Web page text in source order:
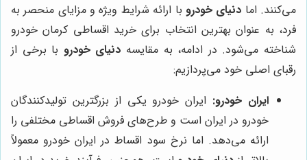
می‌کنند. اما دنیای خودرو با ارائه شرایط ویژه و مزایای منحصر به
فرد، به عنوان بهترین انتخاب برای خرید اقساطی کرمان خودرو
شناخته می‌شود. در ادامه، به مقایسه دنیای خودرو با برخی از
رقبای اصلی خود می‌پردازیم:
ایران خودرو: ایران خودرو یکی از بزرگترین تولیدکنندگان
خودرو در ایران است و طرح‌های فروش اقساطی مختلفی را
ارائه می‌دهد. اما نرخ سود اقساط در ایران خودرو معمولاً